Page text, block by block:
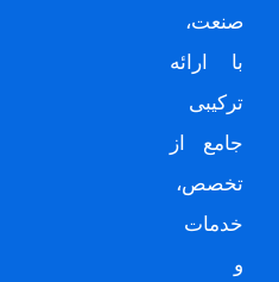
صنعت،
با ارائه
ترکیبی
جامع از
تخصص،
خدمات
و